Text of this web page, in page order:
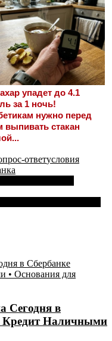
упадет до 4.1
за 1 ночь!
нужно перед
выпивать стакан
ответусловия
Сегодня в
Кредит Наличными